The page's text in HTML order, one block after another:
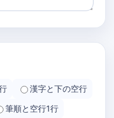
漢字と下の空行
筆順と空行1行